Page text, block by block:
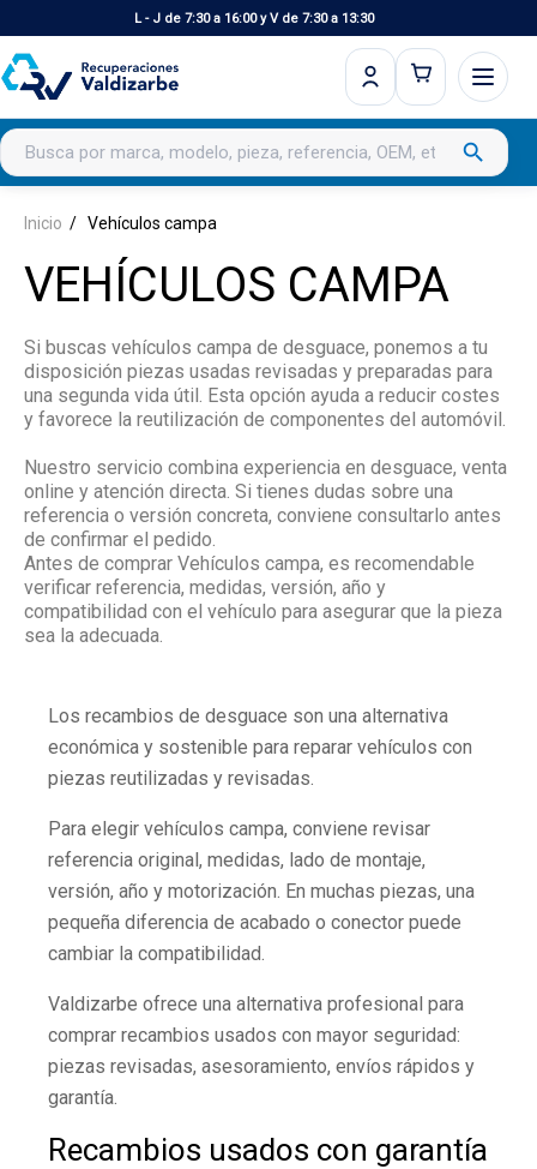
L - J de 7:30 a 16:00 y V de 7:30 a 13:30
Buscar productos search
Inicio Vehículos campa
VEHÍCULOS CAMPA
Si buscas vehículos campa de desguace, ponemos a tu
disposición piezas usadas revisadas y preparadas para
una segunda vida útil. Esta opción ayuda a reducir costes
y favorece la reutilización de componentes del automóvil.
Nuestro servicio combina experiencia en desguace, venta
online y atención directa. Si tienes dudas sobre una
referencia o versión concreta, conviene consultarlo antes
de confirmar el pedido.
Antes de comprar Vehículos campa, es recomendable
verificar referencia, medidas, versión, año y
compatibilidad con el vehículo para asegurar que la pieza
sea la adecuada.
Los recambios de desguace son una alternativa
económica y sostenible para reparar vehículos con
piezas reutilizadas y revisadas.
Para elegir vehículos campa, conviene revisar
referencia original, medidas, lado de montaje,
versión, año y motorización. En muchas piezas, una
pequeña diferencia de acabado o conector puede
cambiar la compatibilidad.
Valdizarbe ofrece una alternativa profesional para
comprar recambios usados con mayor seguridad:
piezas revisadas, asesoramiento, envíos rápidos y
garantía.
Recambios usados con garantía